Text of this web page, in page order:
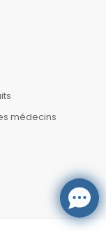
médecins